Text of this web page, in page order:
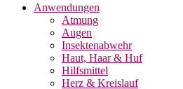
Anwendungen
Atmung
Augen
Insektenabwehr
Haut, Haar & Huf
Hilfsmittel
Herz & Kreislauf